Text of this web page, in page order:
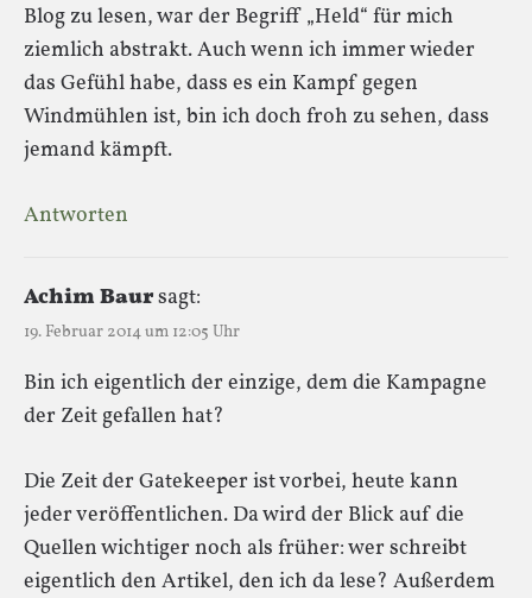
Blog zu lesen, war der Begriff „Held“ für mich
ziemlich abstrakt. Auch wenn ich immer wieder
das Gefühl habe, dass es ein Kampf gegen
Windmühlen ist, bin ich doch froh zu sehen, dass
jemand kämpft.
Antworten
Achim Baursagt:
19. Februar 2014 um 12:05 Uhr
Bin ich eigentlich der einzige, dem die Kampagne
der Zeit gefallen hat?
Die Zeit der Gatekeeper ist vorbei, heute kann
jeder veröffentlichen. Da wird der Blick auf die
Quellen wichtiger noch als früher: wer schreibt
eigentlich den Artikel, den ich da lese? Außerdem